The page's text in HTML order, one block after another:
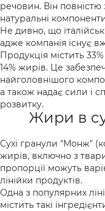
Сухий корм Half&Half
Сухий корм Monge для
речовин. Він повністю
натуральні
Не дивно, що
адже компанія існує
Продукція містить
14% жирів. Це
найголовнішого
а також надає сили і
розвитку.
Жири в
Сухі гранули "Монж"
жирів, включно з
пропорції можуть
лінійки продуктів.
Одна з популярних
містить такі